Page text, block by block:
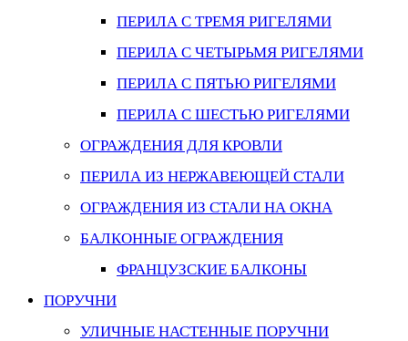
ПЕРИЛА С ТРЕМЯ РИГЕЛЯМИ
ПЕРИЛА С ЧЕТЫРЬМЯ РИГЕЛЯМИ
ПЕРИЛА С ПЯТЬЮ РИГЕЛЯМИ
ПЕРИЛА С ШЕСТЬЮ РИГЕЛЯМИ
ОГРАЖДЕНИЯ ДЛЯ КРОВЛИ
ПЕРИЛА ИЗ НЕРЖАВЕЮЩЕЙ СТАЛИ
ОГРАЖДЕНИЯ ИЗ СТАЛИ НА ОКНА
БАЛКОННЫЕ ОГРАЖДЕНИЯ
ФРАНЦУЗСКИЕ БАЛКОНЫ
ПОРУЧНИ
УЛИЧНЫЕ НАСТЕННЫЕ ПОРУЧНИ